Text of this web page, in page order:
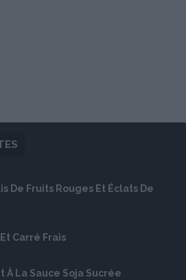
De Fruits Rouges Et Éclats De
Carré Frais
À La Sauce Soja Sucrée